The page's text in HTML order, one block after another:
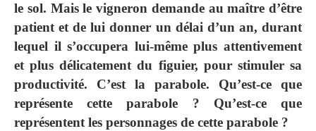
le sol. Mais le vigneron demande au maître d’être
patient et de lui donner un délai d’un an, durant
lequel il s’occupera lui-même plus attentivement
et plus délicatement du figuier, pour stimuler sa
productivité. C’est la parabole. Qu’est-ce que
représente cette parabole ? Qu’est-ce que
représentent les personnages de cette parabole ?